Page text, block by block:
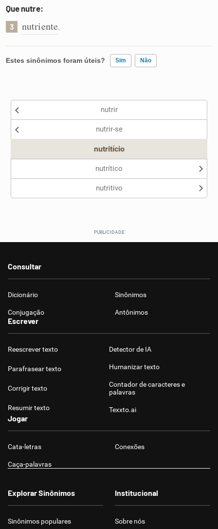
Dicionário
Que nutre:
3 nutriente.
Estes sinônimos foram úteis? Sim Não
Nenhum dos sinônimos apresentados me ajudou
nutrir
nutrir-se
nutritício
nutrítico
nutritivo
Consultar
Dicionário Sinônimos
Conjugação Antônimos
Escrever
Reescrever texto
Parafrasear texto
Corrigir texto
Resumir texto
Detector de IA
Humanizar texto
Contador de caracteres e
palavras
Texxto.ai
Jogar
Cata-letras Conexões
Caça-palavras
Explorar Sinônimos
Sinônimos populares
Institucional
Sobre nós